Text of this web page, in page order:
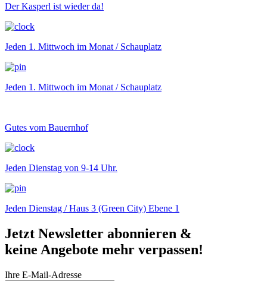
Der Kasperl ist wieder da!
Jeden 1. Mittwoch im Monat / Schauplatz
Jeden 1. Mittwoch im Monat / Schauplatz
Gutes vom Bauernhof
Jeden Dienstag von 9-14 Uhr.
Jeden Dienstag / Haus 3 (Green City) Ebene 1
Jetzt Newsletter abonnieren &
keine Angebote mehr verpassen!
Ihre E-Mail-Adresse